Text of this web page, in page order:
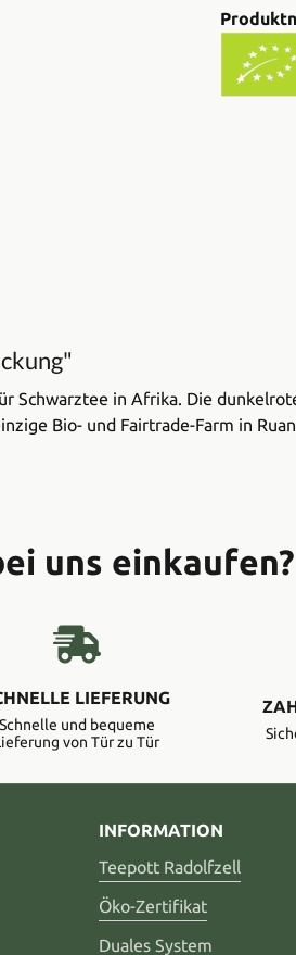
Schwarztee in Afrika. Die
Bio- und Fairtrade-Farm in
uns einkaufen?
LIEFERUNG
Schnelle und bequeme
von Tür zu Tür
INFORMATION
Teepott Radolfzell
Öko-Zertifikat
Duales System